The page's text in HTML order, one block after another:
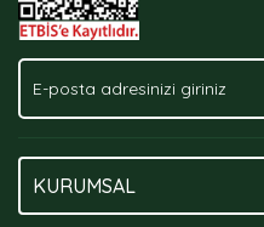
KURUMSAL